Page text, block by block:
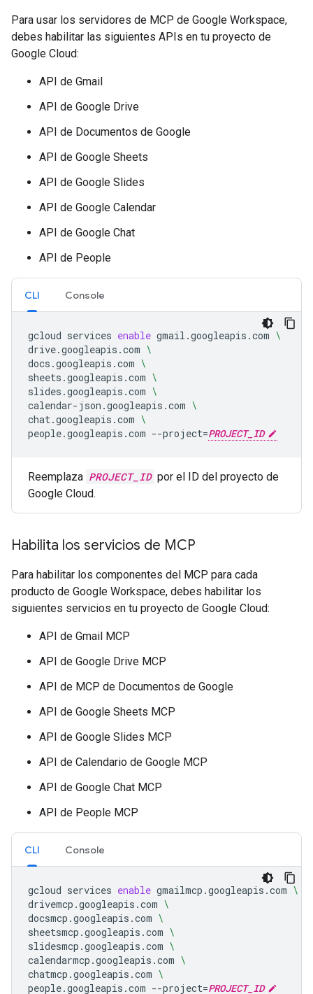
Para usar los servidores de MCP de Google Workspace,
debes habilitar las siguientes APIs en tu proyecto de
Google Cloud:
API de Gmail
API de Google Drive
API de Documentos de Google
API de Google Sheets
API de Google Slides
API de Google Calendar
API de Google Chat
API de People
CLI Console
gcloud services enable gmail.googleapis.com \
drive.googleapis.com \
docs.googleapis.com \
sheets.googleapis.com \
slides.googleapis.com \
calendar-json.googleapis.com \
chat.googleapis.com \
people.googleapis.com --project=PROJECT_ID
Reemplaza PROJECT_ID por el ID del proyecto de
Google Cloud.
Habilita los servicios de MCP
Para habilitar los componentes del MCP para cada
producto de Google Workspace, debes habilitar los
siguientes servicios en tu proyecto de Google Cloud:
API de Gmail MCP
API de Google Drive MCP
API de MCP de Documentos de Google
API de Google Sheets MCP
API de Google Slides MCP
API de Calendario de Google MCP
API de Google Chat MCP
API de People MCP
CLI Console
gcloud services enable gmailmcp.googleapis.com \
drivemcp.googleapis.com \
docsmcp.googleapis.com \
sheetsmcp.googleapis.com \
slidesmcp.googleapis.com \
calendarmcp.googleapis.com \
chatmcp.googleapis.com \
people.googleapis.com --project=PROJECT_ID